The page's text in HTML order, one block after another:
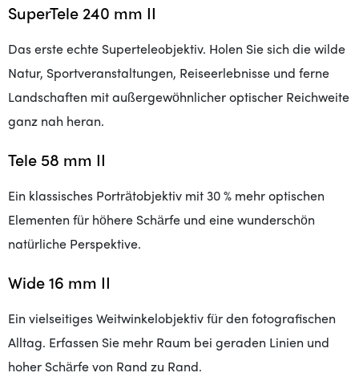
SuperTele 240 mm II
Das erste echte Superteleobjektiv. Holen Sie sich die wilde
Natur, Sportveranstaltungen, Reiseerlebnisse und ferne
Landschaften mit außergewöhnlicher optischer Reichweite
ganz nah heran.
Tele 58 mm II
Ein klassisches Porträtobjektiv mit 30 % mehr optischen
Elementen für höhere Schärfe und eine wunderschön
natürliche Perspektive.
Wide 16 mm II
Ein vielseitiges Weitwinkelobjektiv für den fotografischen
Alltag. Erfassen Sie mehr Raum bei geraden Linien und
hoher Schärfe von Rand zu Rand.